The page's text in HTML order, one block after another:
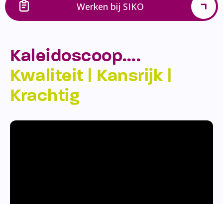
Werken bij SIKO
Kaleidoscoop….
Kwaliteit | Kansrijk |
Krachtig